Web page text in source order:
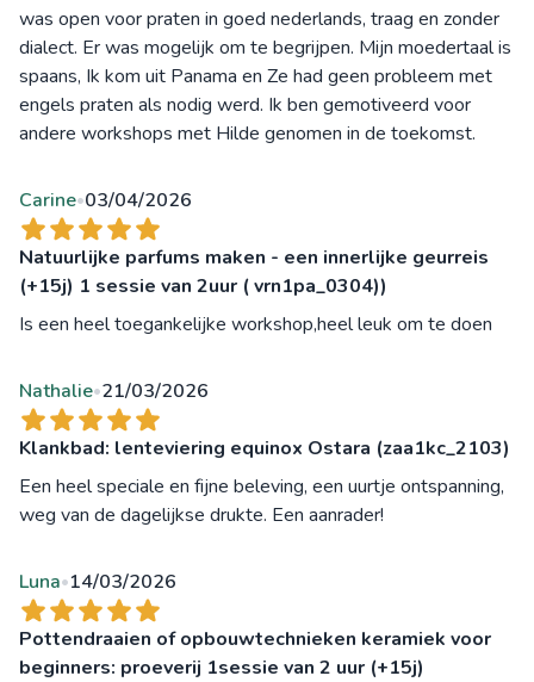
was open voor praten in goed nederlands, traag en zonder
dialect. Er was mogelijk om te begrijpen. Mijn moedertaal is
spaans, Ik kom uit Panama en Ze had geen probleem met
engels praten als nodig werd. Ik ben gemotiveerd voor
andere workshops met Hilde genomen in de toekomst.
Carine•03/04/2026
Natuurlijke parfums maken - een innerlijke geurreis
(+15j) 1 sessie van 2uur ( vrn1pa_0304))
Is een heel toegankelijke workshop,heel leuk om te doen
Nathalie•21/03/2026
Klankbad: lenteviering equinox Ostara (zaa1kc_2103)
Een heel speciale en fijne beleving, een uurtje ontspanning,
weg van de dagelijkse drukte. Een aanrader!
Luna•14/03/2026
Pottendraaien of opbouwtechnieken keramiek voor
beginners: proeverij 1sessie van 2 uur (+15j)